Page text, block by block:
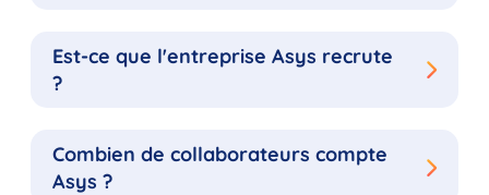
Est-ce que l'entreprise Asys recrute
?
Combien de collaborateurs compte
Asys ?